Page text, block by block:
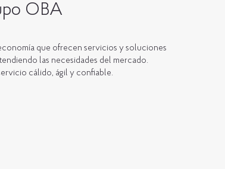
que ofrecen servicios y soluciones
las necesidades del mercado.
cálido, ágil y confiable.
OBA